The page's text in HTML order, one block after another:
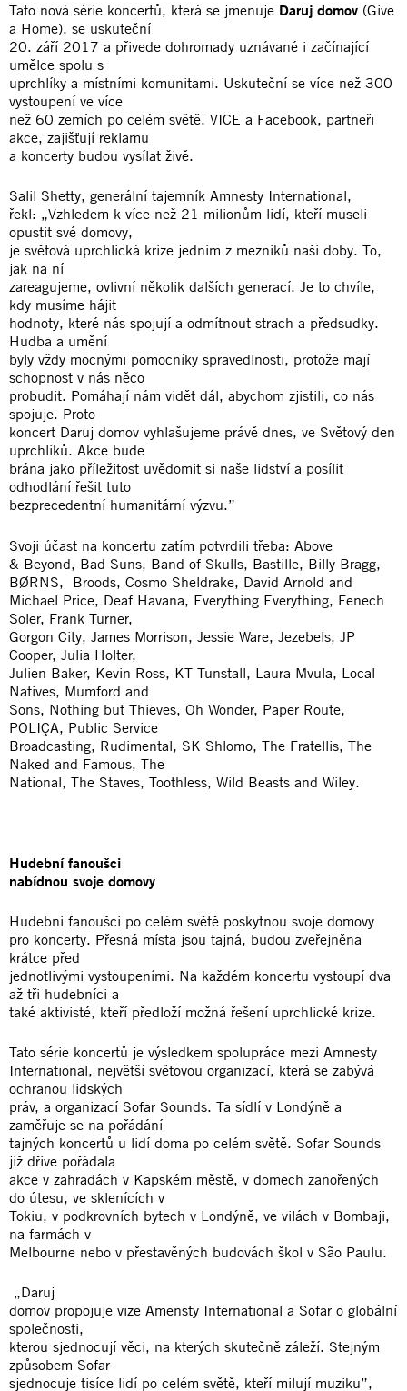
Tato nová série koncertů, která se jmenuje Daruj domov (Give
a Home), se uskuteční
20. září 2017 a přivede dohromady uznávané i začínající
umělce spolu s
uprchlíky a místními komunitami. Uskuteční se více než 300
vystoupení ve více
než 60 zemích po celém světě. VICE a Facebook, partneři
akce, zajišťují reklamu
a koncerty budou vysílat živě.
Salil Shetty, generální tajemník Amnesty International,
řekl: „Vzhledem k více než 21 milionům lidí, kteří museli
opustit své domovy,
je světová uprchlická krize jedním z mezníků naší doby. To,
jak na ní
zareagujeme, ovlivní několik dalších generací. Je to chvíle,
kdy musíme hájit
hodnoty, které nás spojují a odmítnout strach a předsudky.
Hudba a umění
byly vždy mocnými pomocníky spravedlnosti, protože mají
schopnost v nás něco
probudit. Pomáhají nám vidět dál, abychom zjistili, co nás
spojuje. Proto
koncert Daruj domov vyhlašujeme právě dnes, ve Světový den
uprchlíků. Akce bude
brána jako příležitost uvědomit si naše lidství a posílit
odhodlání řešit tuto
bezprecedentní humanitární výzvu.”
Svoji účast na koncertu zatím potvrdili třeba: Above
& Beyond, Bad Suns, Band of Skulls, Bastille, Billy Bragg,
BØRNS, Broods, Cosmo Sheldrake, David Arnold and
Michael Price, Deaf Havana, Everything Everything, Fenech
Soler, Frank Turner,
Gorgon City, James Morrison, Jessie Ware, Jezebels, JP
Cooper, Julia Holter,
Julien Baker, Kevin Ross, KT Tunstall, Laura Mvula, Local
Natives, Mumford and
Sons, Nothing but Thieves, Oh Wonder, Paper Route,
POLIÇA, Public Service
Broadcasting, Rudimental, SK Shlomo, The Fratellis, The
Naked and Famous, The
National, The Staves, Toothless, Wild Beasts and Wiley.
Hudební fanoušci
nabídnou svoje domovy
Hudební fanoušci po celém světě poskytnou svoje domovy
pro koncerty. Přesná místa jsou tajná, budou zveřejněna
krátce před
jednotlivými vystoupeními. Na každém koncertu vystoupí dva
až tři hudebníci a
také aktivisté, kteří předloží možná řešení uprchlické krize.
Tato série koncertů je výsledkem spolupráce mezi Amnesty
International, největší světovou organizací, která se zabývá
ochranou lidských
práv, a organizací Sofar Sounds. Ta sídlí v Londýně a
zaměřuje se na pořádání
tajných koncertů u lidí doma po celém světě. Sofar Sounds
již dříve pořádala
akce v zahradách v Kapském městě, v domech zanořených
do útesu, ve sklenících v
Tokiu, v podkrovních bytech v Londýně, ve vilách v Bombaji,
na farmách v
Melbourne nebo v přestavěných budovách škol v São Paulu.
„Daruj
domov propojuje vize Amensty International a Sofar o globální
společnosti,
kterou sjednocují věci, na kterých skutečně záleží. Stejným
způsobem Sofar
sjednocuje tisíce lidí po celém světě, kteří milují muziku”,